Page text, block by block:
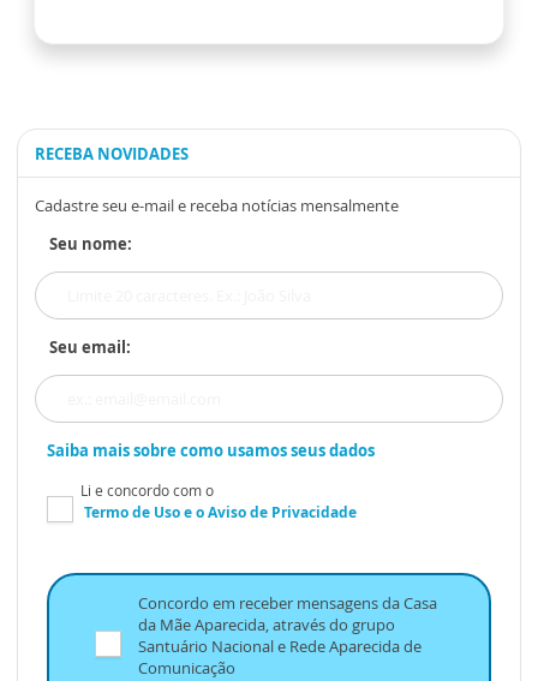
RECEBA NOVIDADES
Cadastre seu e-mail e receba notícias mensalmente
Seu nome:
Seu email:
Saiba mais sobre como usamos seus dados
Li e concordo com o
Termo de Usoe oAviso de Privacidade
Concordo em receber mensagens da Casa
da Mãe Aparecida, através do grupo
Santuário Nacional e Rede Aparecida de
Comunicação